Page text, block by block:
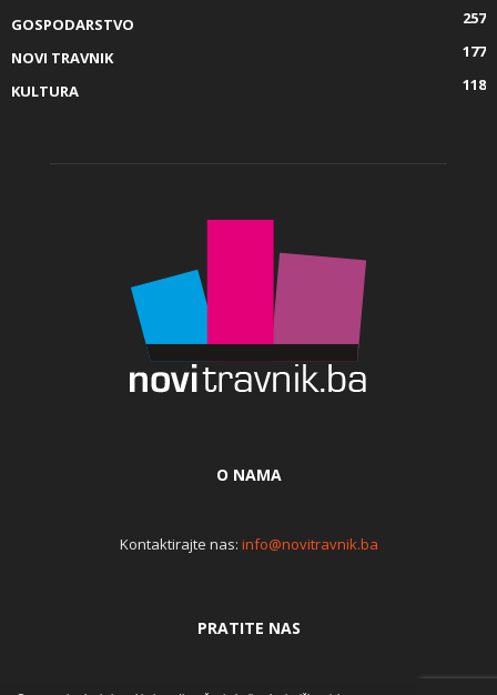
GOSPODARSTVO
257
NOVI TRAVNIK
177
KULTURA
118
O NAMA
Kontaktirajte nas: info@novitravnik.ba
PRATITE NAS